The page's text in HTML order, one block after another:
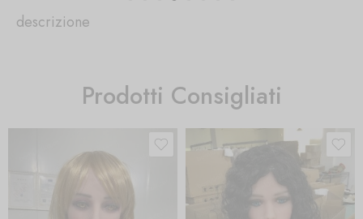
descrizione
Prodotti Consigliati